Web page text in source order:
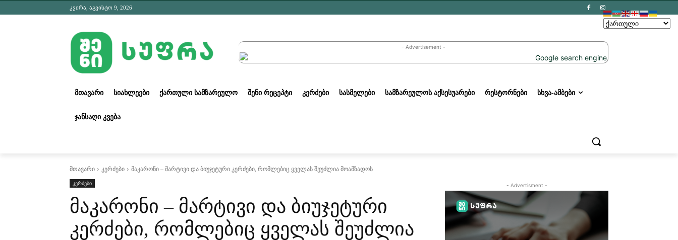
კვირა, აგვისტო 9, 2026
- Advertisement -
ᲛᲗᲐᲕᲐᲠᲘ ᲡᲘᲐᲮᲚᲔᲔᲑᲘ ᲥᲐᲠᲗᲣᲚᲘ ᲡᲐᲛᲖᲐᲠᲔᲣᲚᲝ ᲨᲔᲜᲘ ᲠᲔᲪᲔᲞᲢᲘ ᲙᲔᲠᲫᲔᲑᲘ ᲡᲐᲡᲛᲔᲚᲔᲑᲘ ᲡᲐᲛᲖᲐᲠᲔᲣᲚᲝᲡ ᲐᲥᲡᲔᲡᲣᲐᲠᲔᲑᲘ ᲠᲔᲡᲢᲝᲠᲜᲔᲑᲘ ᲡᲮᲕᲐ-ᲐᲛᲑᲔᲑᲘ
ᲯᲐᲜᲡᲐᲦᲘ ᲙᲕᲔᲑᲐ
მთავარი კერძები
მაკარონი – მარტივი და ბიუჯეტური კერძები, რომლებიც ყველას შეუძლია მოამზადოს
კერძები
მაკარონი – მარტივი და ბიუჯეტური
კერძები, რომლებიც ყველას შეუძლია
- Advertisment -